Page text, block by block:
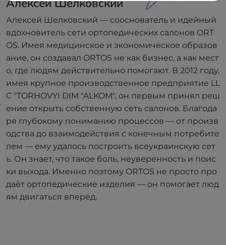
Алексей Шелковский
Алексей Шелковский — сооснователь и идейный
вдохновитель сети ортопедических салонов ORT
OS. Имея медицинское и экономическое образов
ание, он создавал ORTOS не как бизнес, а как мест
о, где людям действительно помогают. В 2012 году,
имея крупное производственное предприятие LL
C "TORHOVYI DIM "ALKOM", он первым принял реш
ение открыть собственную сеть салонов. Благода
ря глубокому пониманию процессов — от произв
одства до взаимодействия с конечным потребите
лем — ему удалось построить всеукраинскую сет
ь. Он знает, что такое боль, неуверенность и поис
ки выхода. Именно поэтому ORTOS не просто про
даёт ортопедические изделия — он помогает люд
ям двигаться вперёд.